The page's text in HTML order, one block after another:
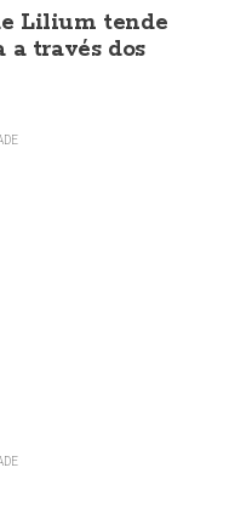
Lilium tende
a través dos